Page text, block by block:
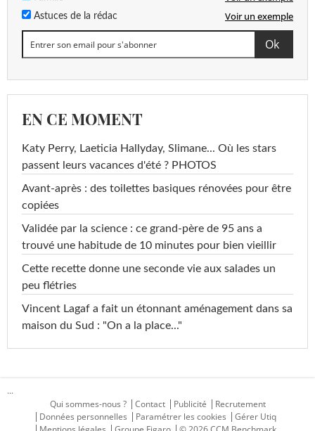
Astuces de la rédac Voir un exemple
EN CE MOMENT
Katy Perry, Laeticia Hallyday, Slimane... Où les stars
passent leurs vacances d'été ? PHOTOS
Avant-après : des toilettes basiques rénovées pour être
copiées
Validée par la science : ce grand-père de 95 ans a
trouvé une habitude de 10 minutes pour bien vieillir
Cette recette donne une seconde vie aux salades un
peu flétries
Vincent Lagaf a fait un étonnant aménagement dans sa
maison du Sud : "On a la place..."
...
Qui sommes-nous ?
Contact Publicité
Recrutement
Données personnelles
Paramétrer les cookies
Gérer Utiq